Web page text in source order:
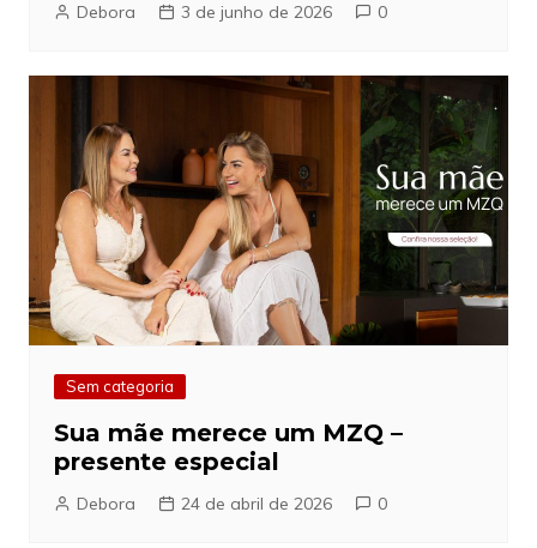
Debora 3 de junho de 2026 0
Sem categoria
Sua mãe merece um MZQ –
presente especial
Debora 24 de abril de 2026 0